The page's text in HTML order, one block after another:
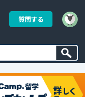
質問する